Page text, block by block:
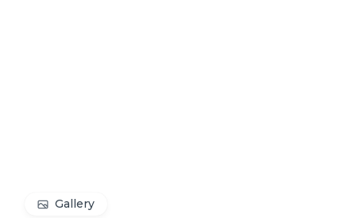
Gallery